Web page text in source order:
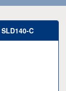
SLD140-C